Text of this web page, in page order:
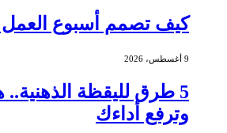
كيف تصمم أسبوع العمل
9 أغسطس، 2026
5 طرق لليقظة
وترفع أداءك